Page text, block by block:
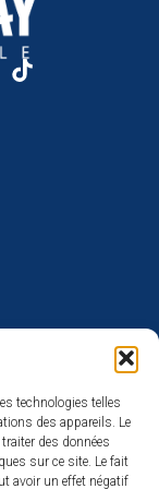
technologies telles
des appareils. Le
des données
sur ce site. Le fait
avoir un effet négatif